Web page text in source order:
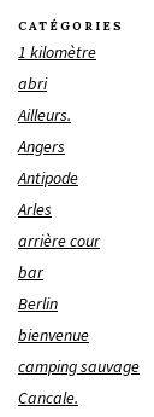
CATÉGORIES
1 kilomètre
abri
Ailleurs.
Angers
Antipode
Arles
arrière cour
bar
Berlin
bienvenue
camping sauvage
Cancale.